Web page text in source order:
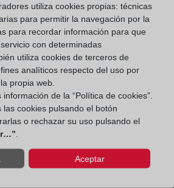
el magistrado que, como
del derecho, cuya formulación
enriquecerse injustamente o sin
de otro, se aplica de forma
de ley y de costumbre, y
Derecho patrimonial, para evitar
enriquecimientos injustos, y
en tal sentido”.
jurídica autónoma
sin causa), y sin perjuicio de las
legales, su aplicación
utiliza cookies propias: técnicas
para permitir la navegación por la
para recordar información para que
con determinadas
utiliza cookies de terceros de
analíticos respecto del uso por
propia web.
información de la “Política de cookies”.
las cookies pulsando el botón
o rechazar su uso pulsando el
Aceptar